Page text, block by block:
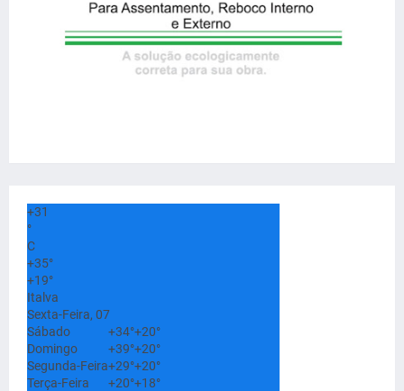
+31
°
C
+35°
+19°
Italva
Sexta-Feira, 07
Sábado
+34°+20°
Domingo
+39°+20°
Segunda-Feira+29°+20°
Terça-Feira
+20°+18°